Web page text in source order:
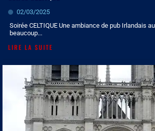
02/03/2025
Soirée CELTIQUE Une ambiance de pub Irlandais
beaucoup...
LIRE LA SUITE